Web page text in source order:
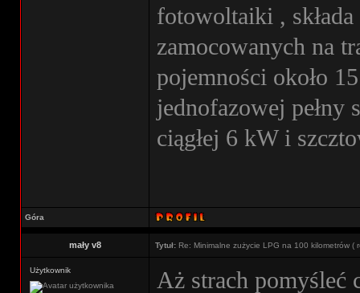
fotowoltaiki ,
zamocowanych na
pojemności około
jednofazowej
ciągłej 6 kW i
Góra
mały v8 Tytuł: Re: Minimalne zużycie LPG na 100 kilometrów (
Użytkownik Aż strach pomyśleć